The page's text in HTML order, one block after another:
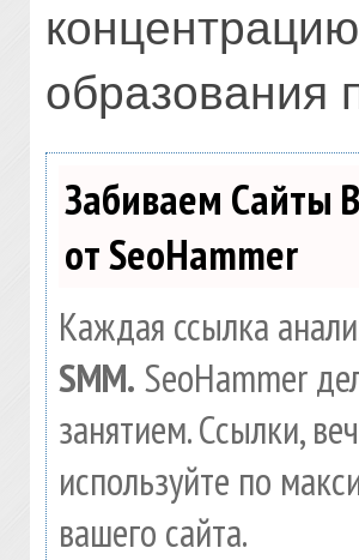
образования
Забиваем Сайты
от SeoHammer
Каждая ссылка
SMM. SeoHammer
занятием. Ссылки,
используйте по
вашего сайта.